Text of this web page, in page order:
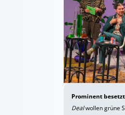
Prominent
Dealwollen grüne